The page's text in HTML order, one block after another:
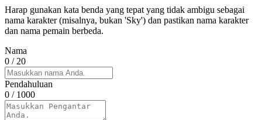
Harap gunakan kata benda yang tepat yang tidak ambigu sebagai
nama karakter (misalnya, bukan 'Sky') dan pastikan nama karakter
dan nama pemain berbeda.
Nama
0 / 20
Pendahuluan
0 / 1000